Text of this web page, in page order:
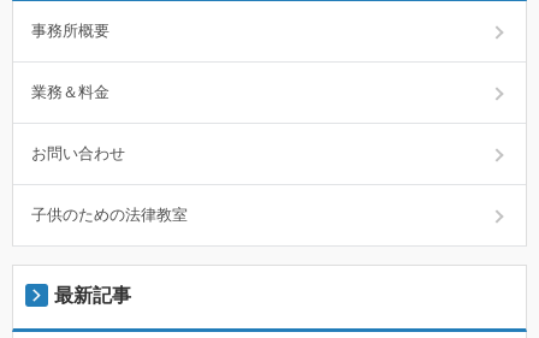
事務所概要
業務＆料金
お問い合わせ
子供のための法律教室
最新記事